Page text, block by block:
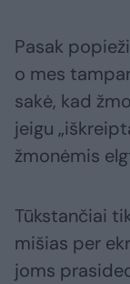
Pasak
o mes
sakė, kad
jeigu
žmonėmis
Tūkstančiai
mišias per
joms